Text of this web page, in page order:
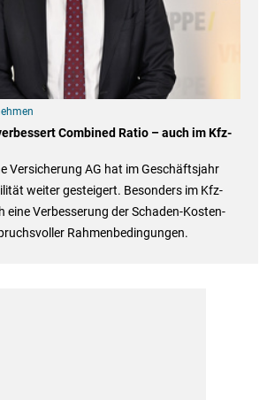
Combined Ratio – auch im Kfz-
Versicherung AG hat im Geschäftsjahr
weiter gesteigert. Besonders im Kfz-
eine Verbesserung der Schaden-Kosten-
Rahmenbedingungen.